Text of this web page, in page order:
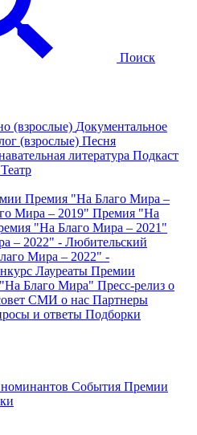
Поиск
(взрослые) Документальное
(взрослые) Песня
литература Подкаст
Театр
Премия "На Благо Мира –
Мира – 2019" Премия "На
"На Благо Мира – 2021"
– 2022" - Любительский
Мира – 2022" -
Лауреаты Премии
Благо Мира" Пресс-релиз о
СМИ о нас Партнеры
и ответы Подборки
События Премии